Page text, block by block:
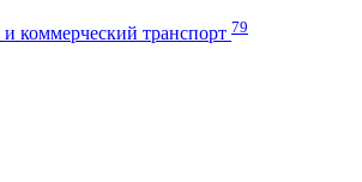
коммерческий транспорт 79